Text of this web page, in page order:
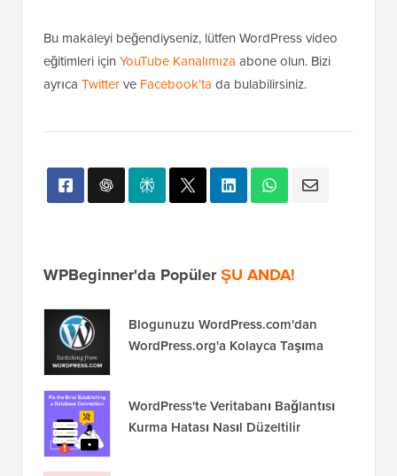
Bu makaleyi beğendiyseniz, lütfen WordPress video
eğitimleri için YouTube Kanalımıza abone olun. Bizi
ayrıca Twitterve Facebook'ta da bulabilirsiniz.
WPBeginner'da PopülerŞU ANDA!
Blogunuzu WordPress.com'dan
WordPress.org'a Kolayca Taşıma
WordPress'te Veritabanı Bağlantısı
Kurma Hatası Nasıl Düzeltilir